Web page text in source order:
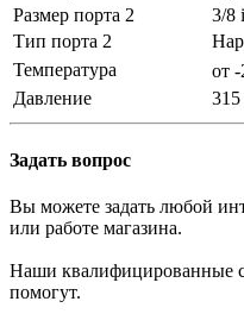
Размер порта 2
3/8
Тип порта 2
Температура
от
Давление
315
Задать вопрос
Вы можете задать любой
или работе магазина.
Наши квалифицированные
помогут.